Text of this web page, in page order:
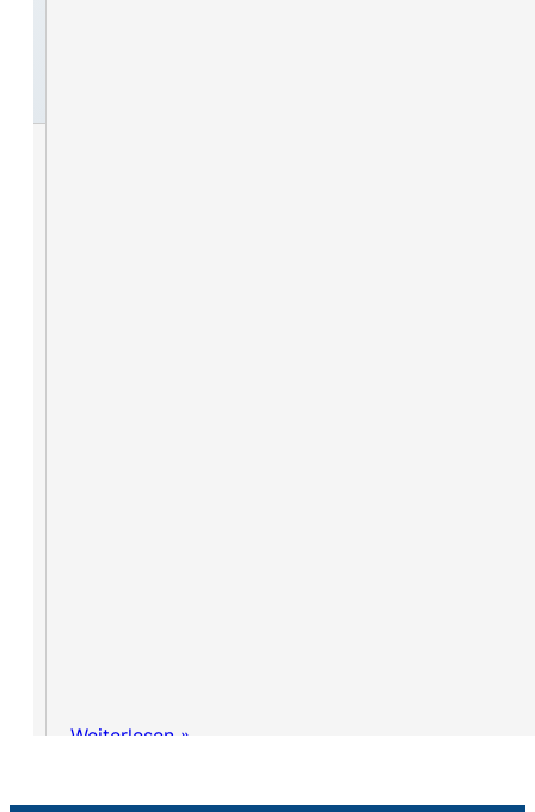
Weiterlesen »